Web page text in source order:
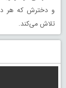
و دخترش که هر
تلاش می‌کند.